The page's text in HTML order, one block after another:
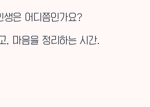
생은 어디쯤인가요?
, 마음을 정리하는 시간.